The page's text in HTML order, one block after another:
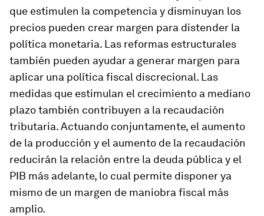
que estimulen la competencia y disminuyan los
precios pueden crear margen para distender la
política monetaria. Las reformas estructurales
también pueden ayudar a generar margen para
aplicar una política fiscal discrecional. Las
medidas que estimulan el crecimiento a mediano
plazo también contribuyen a la recaudación
tributaria. Actuando conjuntamente, el aumento
de la producción y el aumento de la recaudación
reducirán la relación entre la deuda pública y el
PIB más adelante, lo cual permite disponer ya
mismo de un margen de maniobra fiscal más
amplio.